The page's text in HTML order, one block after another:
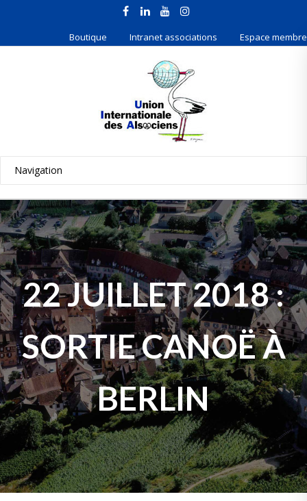
Boutique Intranet associations Espace membre
22 JUILLET 2018 :
SORTIE CANOË À
BERLIN